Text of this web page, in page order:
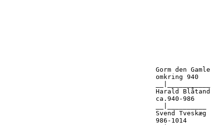
                                       Gorm den Gamle
                                       omkring 940
                                       Harald Blåtand
                                       ca.940-986
                                       Svend Tveskæg
                                       986-1014